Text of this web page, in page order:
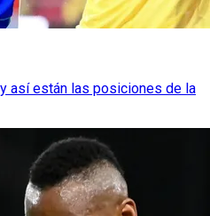
así están las posiciones de la